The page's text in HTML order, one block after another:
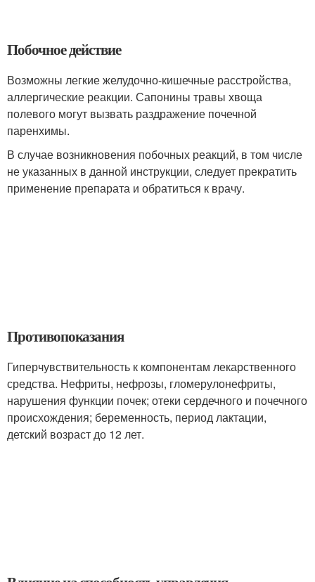
Побочное действие
Возможны легкие желудочно-кишечные расстройства,
аллергические реакции. Сапонины травы хвоща
полевого могут вызвать раздражение почечной
паренхимы.
В случае возникновения побочных реакций, в том числе
не указанных в данной инструкции, следует прекратить
применение препарата и обратиться к врачу.
Противопоказания
Гиперчувствительность к компонентам лекарственного
средства. Нефриты, нефрозы, гломерулонефриты,
нарушения функции почек; отеки сердечного и почечного
происхождения; беременность, период лактации,
детский возраст до 12 лет.